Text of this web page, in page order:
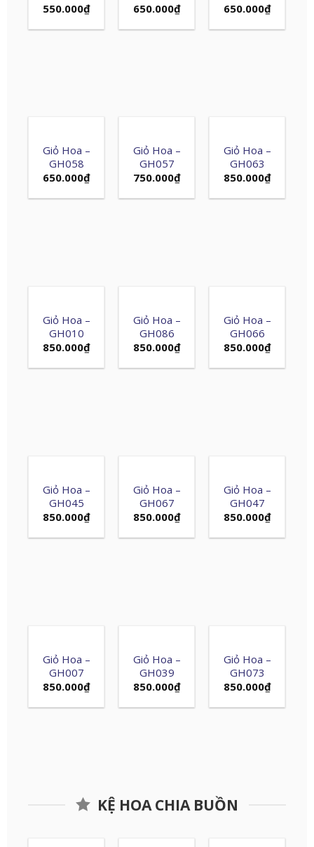
550.000₫
650.000₫
650.000₫
Giỏ Hoa –
GH058
650.000₫
Giỏ Hoa –
GH057
750.000₫
Giỏ Hoa –
GH063
850.000₫
Giỏ Hoa –
GH010
850.000₫
Giỏ Hoa –
GH086
850.000₫
Giỏ Hoa –
GH066
850.000₫
Giỏ Hoa –
GH045
850.000₫
Giỏ Hoa –
GH067
850.000₫
Giỏ Hoa –
GH047
850.000₫
Giỏ Hoa –
GH007
850.000₫
Giỏ Hoa –
GH039
850.000₫
Giỏ Hoa –
GH073
850.000₫
KỆ HOA CHIA BUỒN